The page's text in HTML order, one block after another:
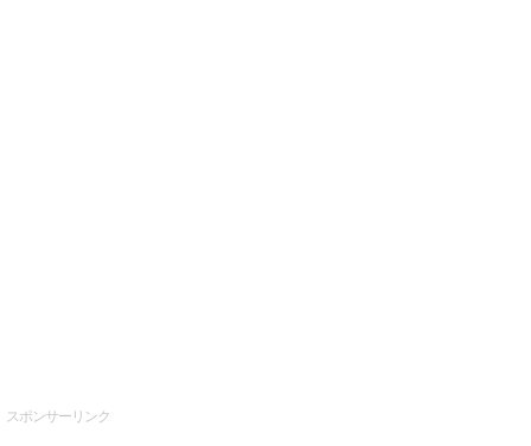
スポンサーリンク